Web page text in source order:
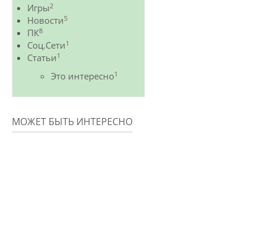
Игры2
Новости5
ПК8
Соц.Сети1
Статьи1
Это интересно1
МОЖЕТ БЫТЬ ИНТЕРЕСНО